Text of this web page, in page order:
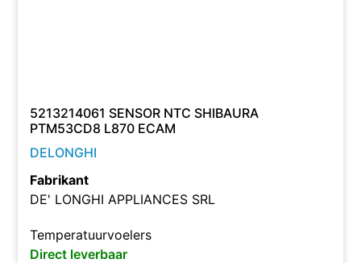
5213214061 SENSOR NTC SHIBAURA
PTM53CD8 L870 ECAM
DELONGHI
Fabrikant
DE' LONGHI APPLIANCES SRL
Temperatuurvoelers
Direct leverbaar